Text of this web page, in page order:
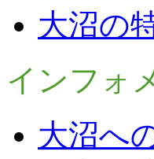
大沼の
インフォ
大沼へ